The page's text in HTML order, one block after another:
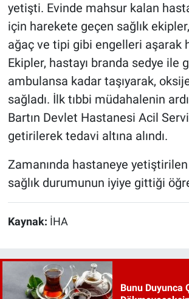
yetişti. Evinde mahsur kalan
için harekete geçen sağlık
ağaç ve tipi gibi engelleri aşarak
Ekipler, hastayı branda sedye ile
ambulansa kadar taşıyarak,
sağladı. İlk tıbbi müdahalenin
Bartın Devlet Hastanesi Acil
getirilerek tedavi altına alındı.
Zamanında hastaneye yetiştirilen
sağlık durumunun iyiye gittiği
Kaynak: İHA
Bunu Duyunca